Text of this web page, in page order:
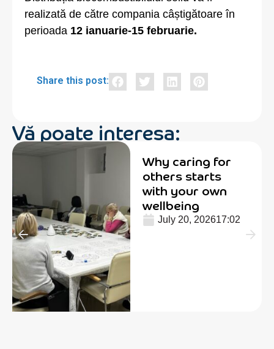
realizată de către compania câștigătoare în
perioada 12 ianuarie-15 februarie.
Share this post:
Vă poate interesa:
Why caring for
others starts
with your own
wellbeing
July 20, 202617:02